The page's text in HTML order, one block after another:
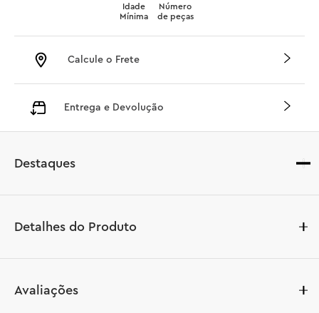
Número
de peças
Idade
Mínima
Calcule o Frete
Entrega e Devolução
Destaques
Detalhes do Produto
conjunto de construção LEGO® Creator 3 em 1 Animais
Avaliações